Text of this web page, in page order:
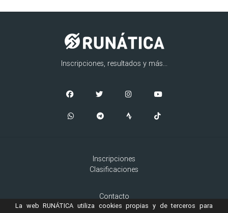
Inscripciones, resultados y más...
Inscripciones
Clasificaciones
Contacto
Aviso Legal
La web RUNÁTICA utiliza cookies propias y de terceros para